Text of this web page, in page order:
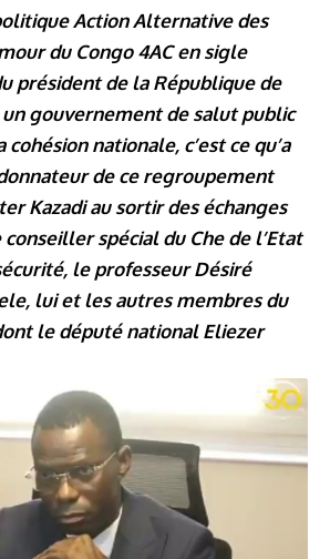
Action Alternative des
du Congo 4AC en sigle
président de la République de
gouvernement de salut public
nationale, c’est ce qu’a
de ce regroupement
Kazadi au sortir des échanges
conseiller spécial du Che de l’Etat
le professeur Désiré
lui et les autres membres du
le député national Eliezer